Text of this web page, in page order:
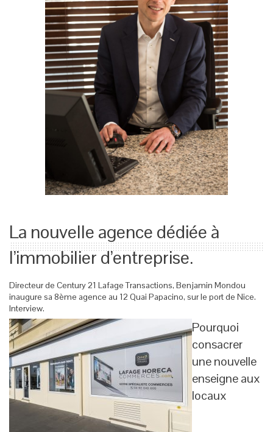
La nouvelle agence dédiée à
l’immobilier d’entreprise.
Directeur de Century 21 Lafage Transactions, Benjamin Mondou
inaugure sa 8ème agence au 12 Quai Papacino, sur le port de Nice.
Interview.
Pourquoi
consacrer
une nouvelle
enseigne aux
locaux